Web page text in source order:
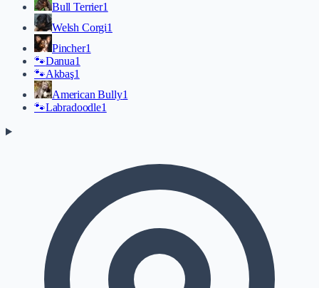
Bull Terrier1
Welsh Corgi1
Pincher1
🐾Danua1
🐾Akbaş1
American Bully1
🐾Labradoodle1